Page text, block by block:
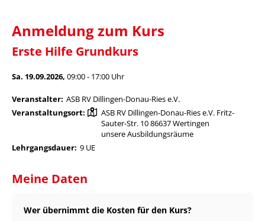
Anmeldung zum Kurs
Erste Hilfe Grundkurs
Sa. 19.09.2026, 09:00 - 17:00 Uhr
Veranstalter: ASB RV Dillingen-Donau-Ries e.V.
Veranstaltungsort:
ASB RV Dillingen-Donau-Ries e.V. Fritz-
Sauter-Str. 10 86637 Wertingen
unsere Ausbildungsräume
Lehrgangsdauer: 9 UE
Meine Daten
Wer übernimmt die Kosten für den Kurs?